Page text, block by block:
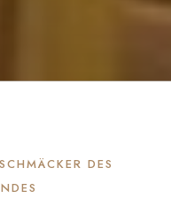
DES